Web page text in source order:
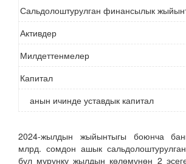
Сальдолоштурулган финансылык
Активдер
Милдеттенмелер
Капитал
анын ичинде уставдык капитал
2024-жылдын жыйынтыгы боюнча
млрд. сомдон ашык
бул мурунку жылдын көлөмүнөн 2